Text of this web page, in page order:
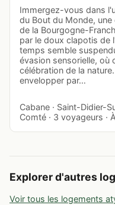
Immergez-vous dans
du Bout du Monde,
de la Bourgogne-
par le doux clapotis de
temps semble
évasion sensorielle, où
célébration de la
envelopper par…
Cabane · Saint-Didier-
Comté · 3 voyageurs ·
Explorer d'autres
Voir tous les logements